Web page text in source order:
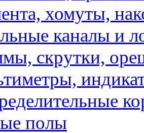
хомуты,
каналы и
скрутки,
полы